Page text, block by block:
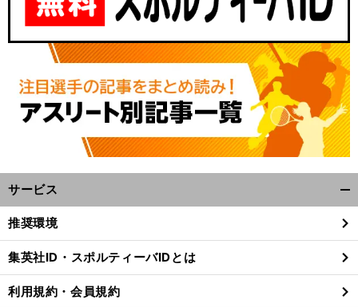
サービス
閉
る
推奨環境
集英社ID・スポルティーバIDとは
利用規約・会員規約